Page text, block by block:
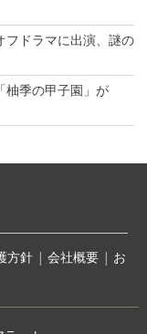
フドラマに出演、謎の
季の甲子園」が
方針| 会社概要| お